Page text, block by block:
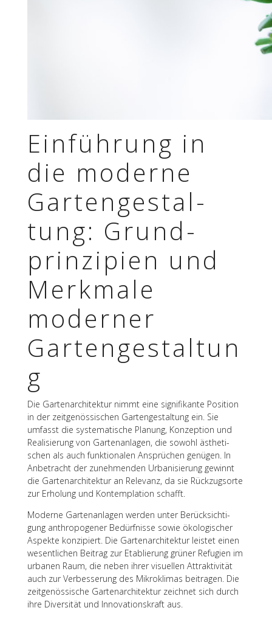
Einfüh­rung in
die moderne
Garten­ge­stal­
tung: Grund­
prin­zi­pien und
Merk­male
moder­ner
Gartengestaltun
g
Die Garten­ar­chi­tek­tur nimmt eine signi­fi­kante Posi­tion
in der zeit­ge­nös­si­schen Garten­ge­stal­tung ein. Sie
umfasst die syste­ma­ti­sche Planung, Konzep­tion und
Reali­sie­rung von Garten­an­la­gen, die sowohl ästhe­ti­
schen als auch funk­tio­na­len Ansprü­chen genü­gen. In
Anbe­tracht der zuneh­men­den Urba­ni­sie­rung gewinnt
die Garten­ar­chi­tek­tur an Rele­vanz, da sie Rück­zugs­orte
zur Erho­lung und Kontem­pla­tion schafft.
Moderne Garten­an­la­gen werden unter Berück­sich­ti­
gung anthro­po­ge­ner Bedürf­nisse sowie ökolo­gi­scher
Aspekte konzi­piert. Die Garten­ar­chi­tek­tur leis­tet einen
wesent­li­chen Beitrag zur Etablie­rung grüner Refu­gien im
urba­nen Raum, die neben ihrer visu­el­len Attrak­ti­vi­tät
auch zur Verbes­se­rung des Mikro­kli­mas beitra­gen. Die
zeit­ge­nös­si­sche Garten­ar­chi­tek­tur zeich­net sich durch
ihre Diver­si­tät und Inno­va­ti­ons­kraft aus.